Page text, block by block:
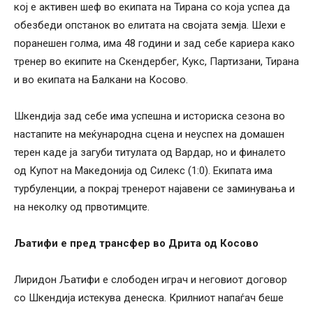
кој е активен шеф во екипата на Тирана со која успеа да
обезбеди опстанок во елитата на својата земја. Шехи е
поранешен голма, има 48 години и зад себе кариера како
тренер во екипите на Скендербег, Кукс, Партизани, Тирана
и во екипата на Балкани на Косово.
Шкендија зад себе има успешна и историска сезона во
настапите на меќународна сцена и неуспех на домашен
терен каде ја загуби титулата од Вардар, но и финалето
од Купот на Македонија од Силекс (1:0). Екипата има
турбуленции, а покрај тренерот најавени се заминувања и
на неколку од првотимците.
Љатифи е пред трансфер во Дрита од Косово
Лиридон Љатифи е слободен играч и неговиот договор
со Шкендија истекува денеска. Крилниот напаѓач беше